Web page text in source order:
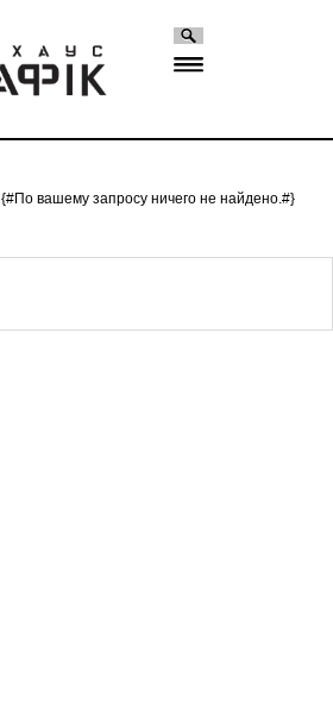
{#По вашему запросу ничего не найдено.#}